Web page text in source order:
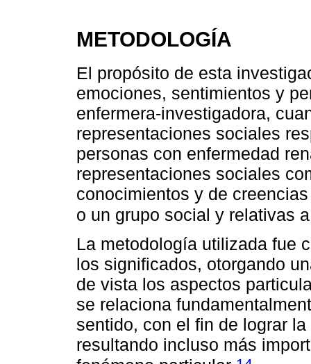
METODOLOGÍA
El propósito de esta
emociones, sentimientos y
enfermera-investigadora,
representaciones sociales
personas con enfermedad
representaciones sociales
conocimientos y de
o un grupo social y relativas
La metodología utilizada fue
los significados, otorgando
de vista los aspectos
se relaciona
sentido, con el fin de lograr
resultando incluso más